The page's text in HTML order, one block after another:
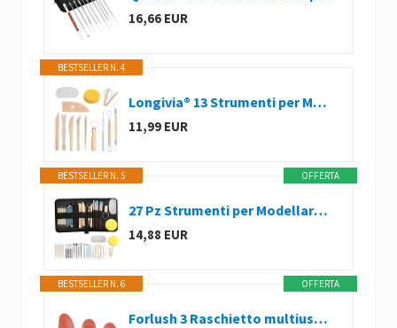
16,66 EUR
BESTSELLER N. 4
Longivia® 13 Strumenti per Modellare Argilla Professionali in Legno di Faggio, Sculpture Tools Set, Attrezzi per Modellazione di Das e Ceramica, Stecche di Legno e Mirette per Argilla – Kit Utensili
11,99 EUR
OFFERTA
BESTSELLER N. 5
27 Pz Strumenti per Modellare Argilla, Kit Attrezzi da Lavoro,Modellismo
14,88 EUR
OFFERTA
BESTSELLER N. 6
Forlush 3 Raschietto multiuso in silicone, a costole in ceramica, in gomma morbida, per intaglio in ceramica, modellazione in ceramica